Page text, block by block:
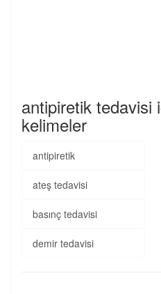
antipiretik tedavisi
kelimeler
antipiretik
ateş tedavisi
basınç tedavisi
demir tedavisi